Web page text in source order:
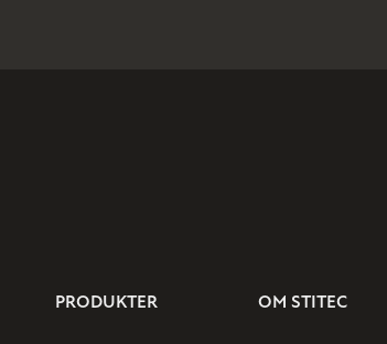
PRODUKTER OM STITEC